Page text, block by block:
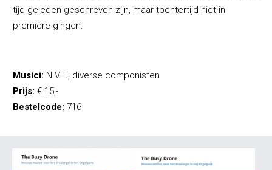
tijd geleden geschreven zijn, maar toentertijd niet in
première gingen.
Musici: N.V.T., diverse componisten
Prijs: € 15,-
Bestelcode: 716